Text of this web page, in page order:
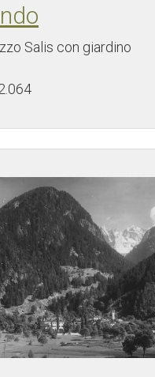
Salis con giardino